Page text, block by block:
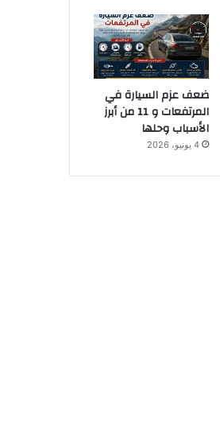
ضعف عزم السيارة في
المرتفعات و 11 من أبرز
الأسباب وحلها
4 يونيو، 2026